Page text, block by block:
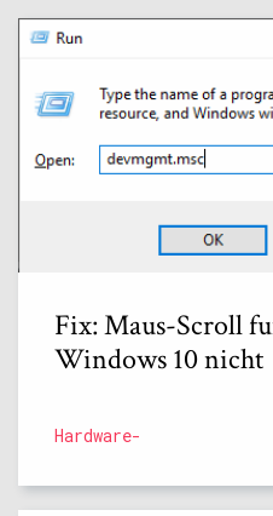
Fix: Maus-Scroll
Windows 10 nicht
Hardware-